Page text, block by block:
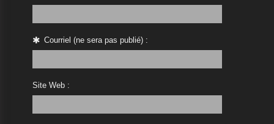
Courriel (ne sera pas publié) :
Site Web :